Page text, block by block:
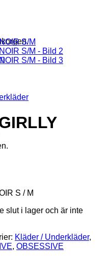
S / M
slut i lager och är inte
Kläder / Underkläder,
, OBSESSIVE